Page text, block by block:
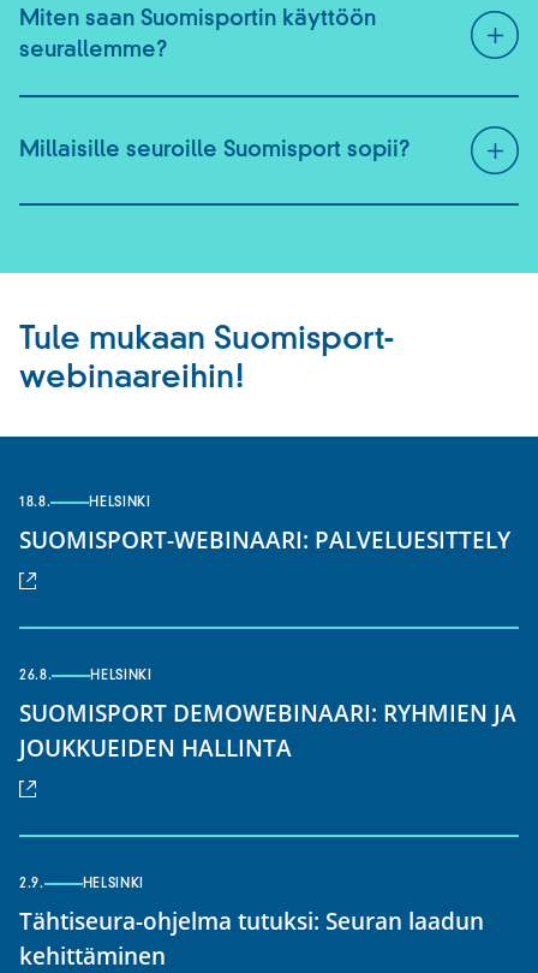
Miten saan Suomisportin käyttöön
seurallemme?
Millaisille seuroille Suomisport sopii?
Tule mukaan Suomisport-
webinaareihin!
18.8. HELSINKI
SUOMISPORT-WEBINAARI: PALVELUESITTELY
26.8. HELSINKI
SUOMISPORT DEMOWEBINAARI: RYHMIEN JA
JOUKKUEIDEN HALLINTA
2.9. HELSINKI
Tähtiseura-ohjelma tutuksi: Seuran laadun
kehittäminen